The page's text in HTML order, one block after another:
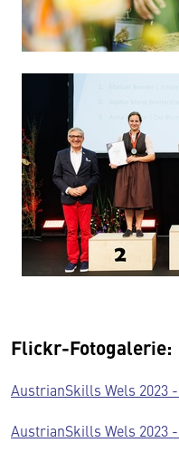
Flickr-Fotogalerie:
AustrianSkills Wels 2023
AustrianSkills Wels 2023